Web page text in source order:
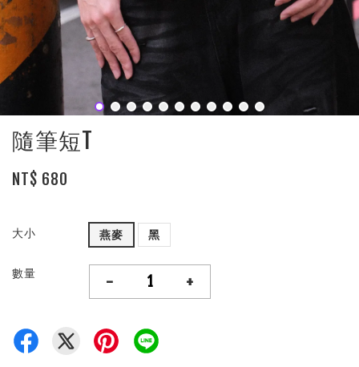
隨筆短T
NT$ 680
大小 燕麥 黑
數量 - +